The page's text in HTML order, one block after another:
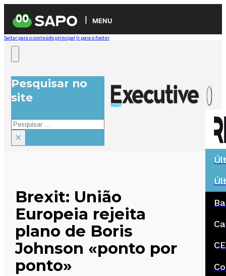
MENU
Saltar para o conteúdo principal Ir para o footer
Pesquisar no
site
Pesquisar
×
Brexit: União
Europeia rejeita
plano de Boris
Johnson «ponto por
ponto»